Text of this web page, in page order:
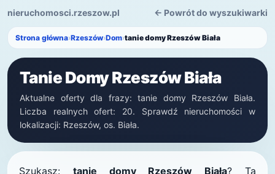
nieruchomosci.rzeszow.pl ← Powrót do wyszukiwarki
Strona główna›Rzeszów›Dom›tanie domy Rzeszów Biała
Tanie Domy Rzeszów Biała
Aktualne oferty dla frazy: tanie domy Rzeszów Biała.
Liczba realnych ofert: 20. Sprawdź nieruchomości w
lokalizacji: Rzeszów, os. Biała.
Szukasz: tanie domy Rzeszów Biała? Ta